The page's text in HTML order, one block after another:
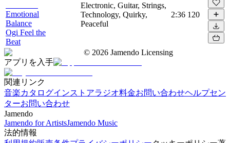
Emotional
Balance
Ogi Feel the
Beat
Electronic, Guitar, Strings,
Technology, Quirky,
Peaceful
2:36 120
© 2026 Jamendo Licensing
アプリを入手
関連リンク
音楽カタログインストアラジオ料金お問い合わせヘルプセン
ターお問い合わせ
Jamendo
Jamendo for ArtistsJamendo Music
法的情報